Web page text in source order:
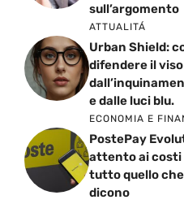
sull’argomento
ATTUALITÁ
Urban Shield:
difendere il viso
e dalle luci blu.
ECONOMIA E
PostePay
attento ai costi
tutto quello
dicono